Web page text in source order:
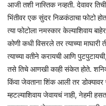
आजी तशी नास्तिक नव्हती. देवावर
भिंतीवर एक सुंदर निळकंठाचा फोटो
त्या फोटोला नमस्कार केल्याशिवाय
कोणी कधी विसरले तर त्याच्या माघारी
त्याच्या वतीने करायची आणि
तसे तिचे आणखी काही संकेत होते.
किंवा जेवताना शिंक आली तर
म्हटल्याशिवाय जेवायचं नाही, नेहमी